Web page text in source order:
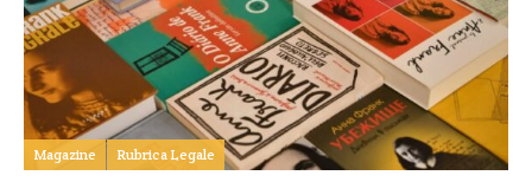
Magazine Rubrica Legale